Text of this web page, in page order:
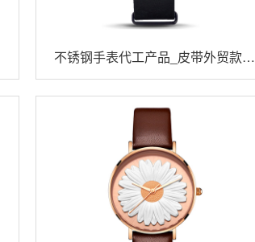
不锈钢手表代工产品_皮带外贸款石
英手表